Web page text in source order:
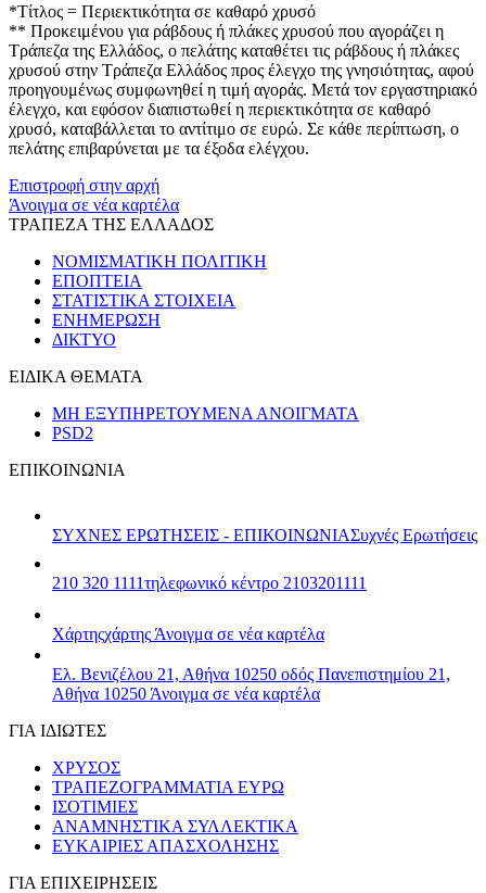
*Τίτλος = Περιεκτικότητα σε καθαρό χρυσό
** Προκειμένου για ράβδους ή πλάκες χρυσού που αγοράζει η
Τράπεζα της Ελλάδος, ο πελάτης καταθέτει τις ράβδους ή πλάκες
χρυσού στην Τράπεζα Ελλάδος προς έλεγχο της γνησιότητας, αφού
προηγουμένως συμφωνηθεί η τιμή αγοράς. Μετά τον εργαστηριακό
έλεγχο, και εφόσον διαπιστωθεί η περιεκτικότητα σε καθαρό
χρυσό, καταβάλλεται το αντίτιμο σε ευρώ. Σε κάθε περίπτωση, ο
πελάτης επιβαρύνεται με τα έξοδα ελέγχου.
Επιστροφή στην αρχή
Άνοιγμα σε νέα καρτέλα
ΤΡΑΠΕΖΑ ΤΗΣ ΕΛΛΑΔΟΣ
ΝΟΜΙΣΜΑΤΙΚΗ ΠΟΛΙΤΙΚΗ
ΕΠΟΠΤΕΙΑ
ΣΤΑΤΙΣΤΙΚΑ ΣΤΟΙΧΕΙΑ
ΕΝΗΜΕΡΩΣΗ
ΔΙΚΤΥΟ
ΕΙΔΙΚΑ ΘΕΜΑΤΑ
ΜΗ ΕΞΥΠΗΡΕΤΟΥΜΕΝΑ ΑΝΟΙΓΜΑΤΑ
PSD2
ΕΠΙΚΟΙΝΩΝΙΑ
ΣΥΧΝΕΣ ΕΡΩΤΗΣΕΙΣ - ΕΠΙΚΟΙΝΩΝΙΑΣυχνές Ερωτήσεις
210 320 1111τηλεφωνικό κέντρο 2103201111
Χάρτηςχάρτης Άνοιγμα σε νέα καρτέλα
Ελ. Βενιζέλου 21, Αθήνα 10250 οδός Πανεπιστημίου 21,
Αθήνα 10250 Άνοιγμα σε νέα καρτέλα
ΓΙΑ ΙΔΙΩΤΕΣ
ΧΡΥΣΟΣ
ΤΡΑΠΕΖΟΓΡΑΜΜΑΤΙΑ ΕΥΡΩ
ΙΣΟΤΙΜΙΕΣ
ΑΝΑΜΝΗΣΤΙΚΑ ΣΥΛΛΕΚΤΙΚΑ
ΕΥΚΑΙΡΙΕΣ ΑΠΑΣΧΟΛΗΣΗΣ
ΓΙΑ ΕΠΙΧΕΙΡΗΣΕΙΣ